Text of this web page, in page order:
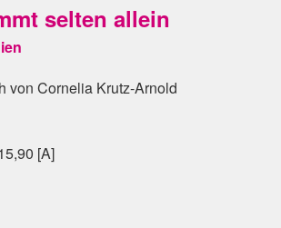
selten allein
von Cornelia Krutz-Arnold
[A]